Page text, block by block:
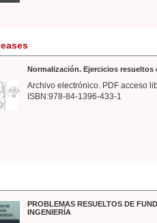
Normalización. Ejercicios resueltos
Archivo electrónico. PDF acceso
ISBN:978-84-1396-433-1
PROBLEMAS RESUELTOS DE
INGENIERÍA